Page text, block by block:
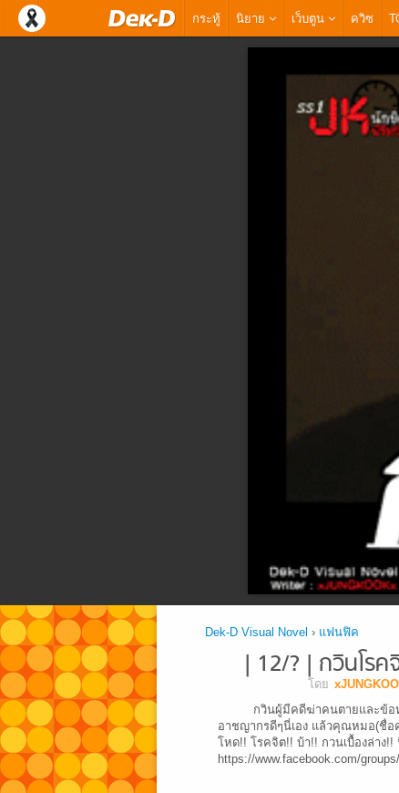
กระทู้ นิยาย เว็บตูน ควิซ
Dek-D Visual Novel › แฟนฟิค
| 12/? | กวินโร
โดย
กวินผู้มีคดีฆ่าคนตายและข้อ
อาชญากรดีๆนี่เอง แล้วคุณหมอ(ชื่อ
โหด!! โรคจิต!! บ้า!! กวนเบื้องล่าง
https://www.facebook.com/